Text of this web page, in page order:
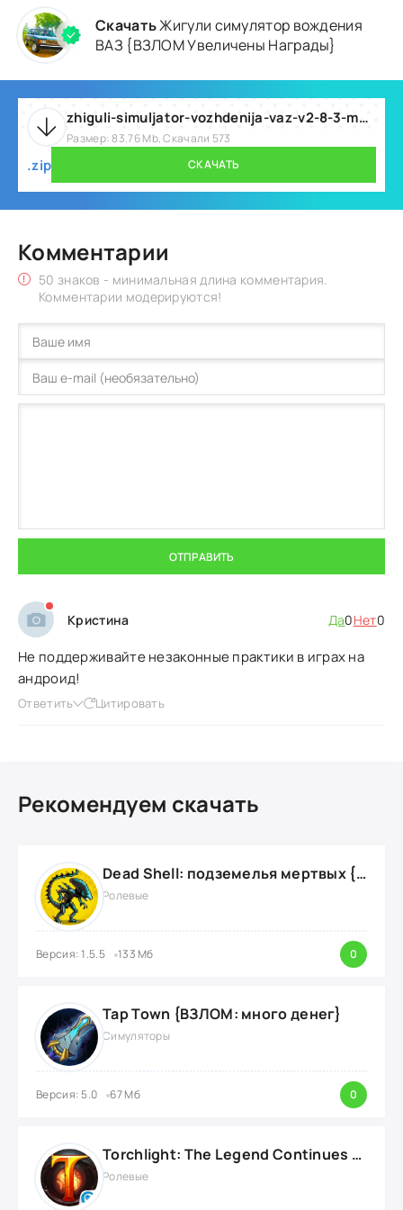
СкачатьЖигули симулятор вождения
ВАЗ {ВЗЛОМ Увеличены Награды}
zhiguli-simuljator-vozhdenija-vaz-v2-8-3-mod.zip
Размер: 83.76 Mb, Скачали 573
.zip СКАЧАТЬ
Комментарии
50 знаков - минимальная длина комментария.
Комментарии модерируются!
ОТПРАВИТЬ
Кристина Да0Нет0
Не поддерживайте незаконные практики в играх на
андроид!
Ответить Цитировать
Рекомендуем скачать
Dead Shell: подземелья мертвых {ВЗЛОМ: на деньги}
Ролевые
Версия: 1.5.5 133 Мб 0
Tap Town {ВЗЛОМ: много денег}
Симуляторы
Версия: 5.0 67 Мб 0
Torchlight: The Legend Continues {ВЗЛОМ: Режим Бога}
Ролевые